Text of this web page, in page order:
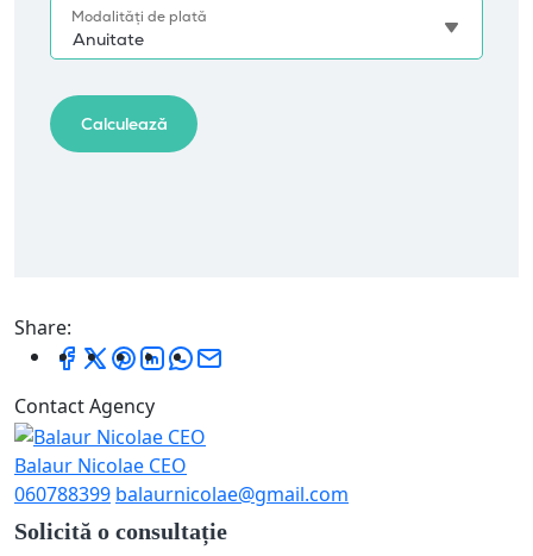
Share:
Contact Agency
Balaur Nicolae CEO
060788399 balaurnicolae@gmail.com